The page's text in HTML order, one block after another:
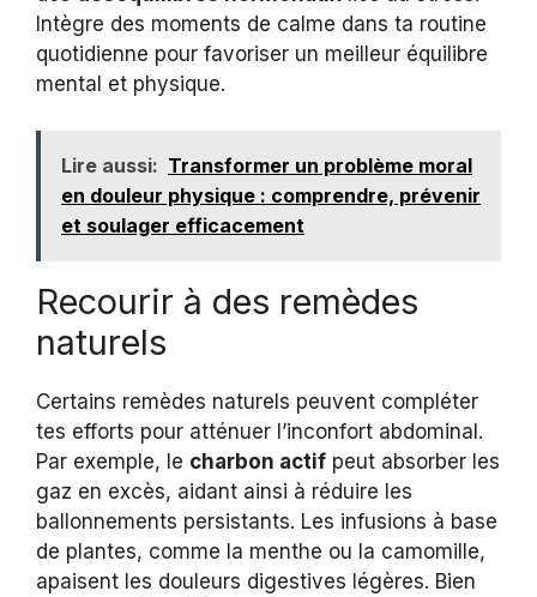
Intègre des moments de calme dans ta routine
quotidienne pour favoriser un meilleur équilibre
mental et physique.
Lire aussi: Transformer un problème moral
en douleur physique : comprendre, prévenir
et soulager efficacement
Recourir à des remèdes
naturels
Certains remèdes naturels peuvent compléter
tes efforts pour atténuer l’inconfort abdominal.
Par exemple, le charbon actif peut absorber les
gaz en excès, aidant ainsi à réduire les
ballonnements persistants. Les infusions à base
de plantes, comme la menthe ou la camomille,
apaisent les douleurs digestives légères. Bien